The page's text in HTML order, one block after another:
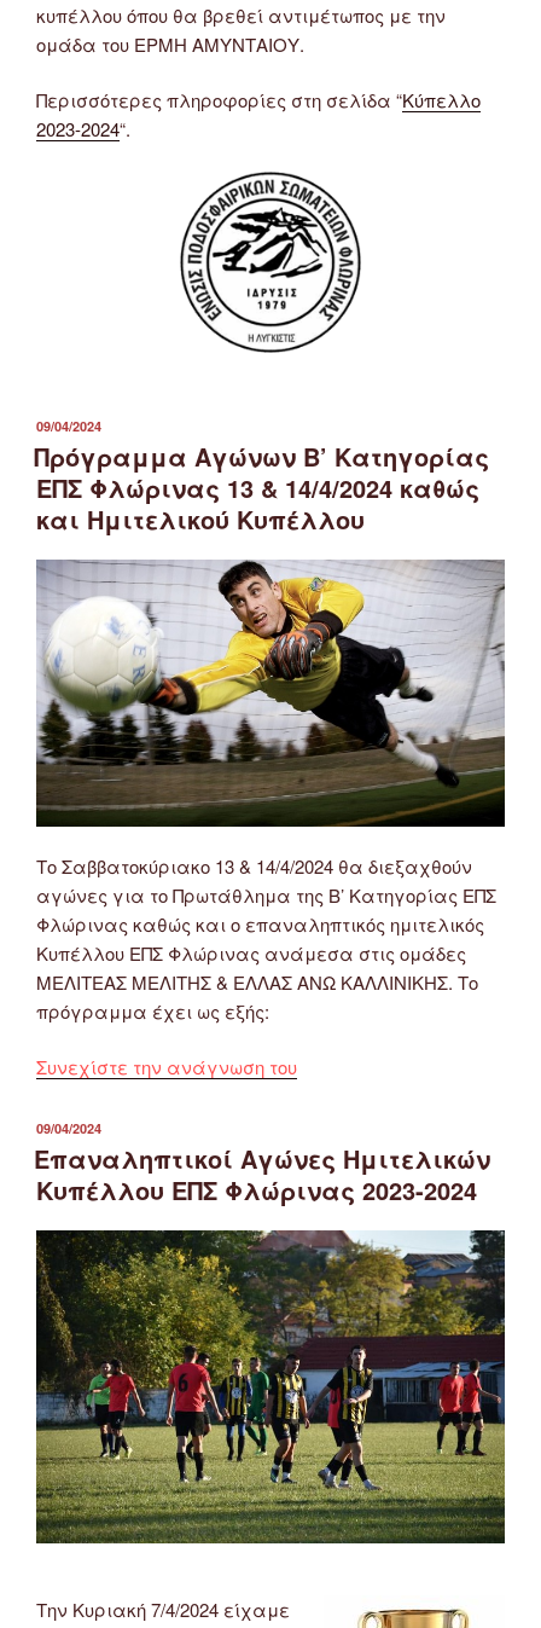
κυπέλλου όπου θα βρεθεί αντιμέτωπος με την
ομάδα του ΕΡΜΗ ΑΜΥΝΤΑΙΟΥ.
Περισσότερες πληροφορίες στη σελίδα “Κύπελλο
2023-2024“.
ΔΗΜΟΣΙΕΎΤΗΚΕ
ΣΤΙΣ
09/04/2024
Πρόγραμμα Αγώνων Β’ Κατηγορίας
ΕΠΣ Φλώρινας 13 & 14/4/2024 καθώς
και Ημιτελικού Κυπέλλου
Το Σαββατοκύριακο 13 & 14/4/2024 θα διεξαχθούν
αγώνες για το Πρωτάθλημα της Β’ Κατηγορίας ΕΠΣ
Φλώρινας καθώς και ο επαναληπτικός ημιτελικός
Κυπέλλου ΕΠΣ Φλώρινας ανάμεσα στις ομάδες
ΜΕΛΙΤΕΑΣ ΜΕΛΙΤΗΣ & ΕΛΛΑΣ ΑΝΩ ΚΑΛΛΙΝΙΚΗΣ. Το
πρόγραμμα έχει ως εξής:
Συνεχίστε την ανάγνωση του“Πρόγραμμα
Κατηγορίας
ΕΠΣ
Φλώρινας
13
&
14/4/2024
καθώς
και
Ημιτελικού
Κυπέλλου”
ΔΗΜΟΣΙΕΎΤΗΚΕ
ΣΤΙΣ
09/04/2024
Επαναληπτικοί Αγώνες Ημιτελικών
Κυπέλλου ΕΠΣ Φλώρινας 2023-2024
Την Κυριακή 7/4/2024 είχαμε